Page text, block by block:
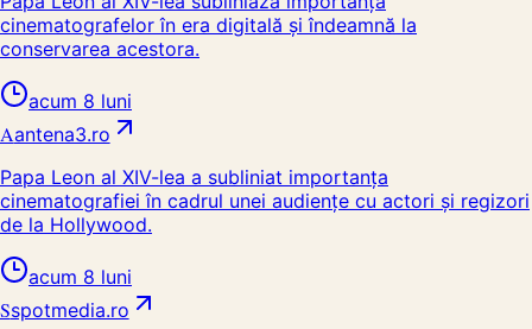
cinematografelor în era digitală și îndeamnă la
conservarea acestora.
acum 8 luni
Aantena3.ro
Papa Leon al XIV-lea a subliniat importanța
cinematografiei în cadrul unei audiențe cu actori și regizori
de la Hollywood.
acum 8 luni
Sspotmedia.ro